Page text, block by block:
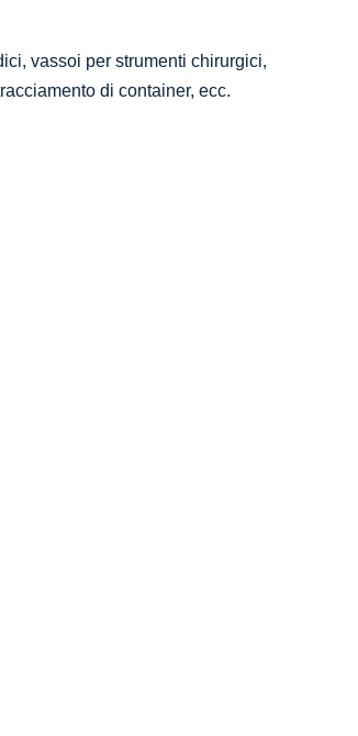
vassoi per strumenti chirurgici,
di container, ecc.